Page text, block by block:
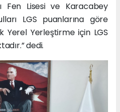
Fen Lisesi ve Karacabey
LGS puanlarına göre
Yerel Yerleştirme için LGS
dedi.